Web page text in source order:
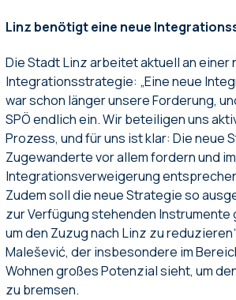
Linz benötigt eine neue
Die Stadt Linz arbeitet aktuell an einer
Integrationsstrategie: „Eine neue
war schon länger unsere Forderung,
SPÖ endlich ein. Wir beteiligen uns
Prozess, und für uns ist klar: Die neue
Zugewanderte vor allem fordern und
Integrationsverweigerung
Zudem soll die neue Strategie so
zur Verfügung stehenden Instrumente
um den Zuzug nach Linz zu
Malešević, der insbesondere im
Wohnen großes Potenzial sieht, um
zu bremsen.